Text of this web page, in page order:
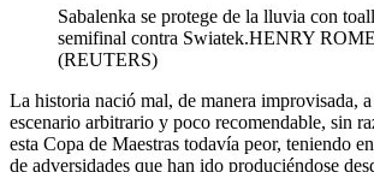
Sabalenka se protege de la lluvia con
semifinal contra Swiatek.HENRY
(REUTERS)
La historia nació mal, de manera improvisada,
escenario arbitrario y poco recomendable, sin
esta Copa de Maestras todavía peor, teniendo
de adversidades que han ido produciéndose